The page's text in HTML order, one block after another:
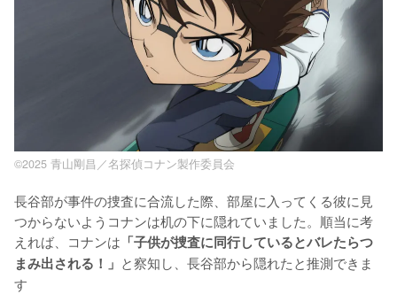
©2025 青山剛昌／名探偵コナン製作委員会
長谷部が事件の捜査に合流した際、部屋に入ってくる彼に見
つからないようコナンは机の下に隠れていました。順当に考
えれば、コナンは 「子供が捜査に同行しているとバレたらつ
まみ出される！」 と察知し、長谷部から隠れたと推測できま
す